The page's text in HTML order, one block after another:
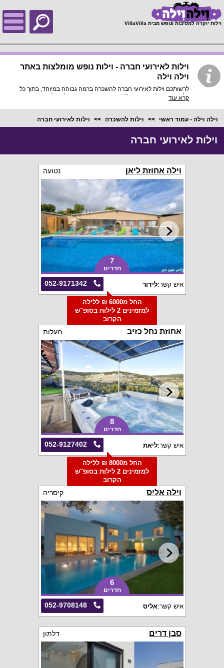
וילות יוקרה למסיבות ונופש מבית VillaVilla
וילות לאירועי חברה - וילות נופש מומלצות באתר
וילה וילה
לרשותכם וילות לאירועי חברה להשכרה ברמה גבוהה במיוחד, בתוך כל
וילה פירוט מלא, תמונות HD והכי חשוב התאמה מלאה לסמארטפונים
קרא עוד
וילה וילה - עמוד ראשי וילות להשכרה וילות לאירועי חברה
וילות לאירועי חברה
וילה אחוזת ליאן נטועה
7
חדרים
052-9171342 איש קשר:לידור
החל מ6000 ₪ ללילה
למזמינים 2 לילות בסופ"ש
הקרוב
אחוזת נחל כזיב מעלות
8
חדרים
052-9127402 איש קשר:ליאת
החל מ8000 ₪ ללילה
למזמינים 2 לילות בסופ"ש
הקרוב
וילה אליס קיסריה
6
חדרים
052-9708148 איש קשר:אליס
סבן דרים דלתון